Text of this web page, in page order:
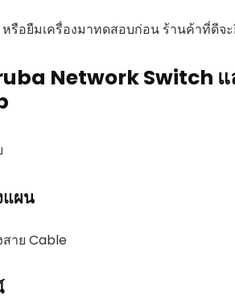
รือยืมเครื่องมาทดสอบก่อน ร้านค้าที่ดีจ
Network Switch แ
แผน
าย Cable